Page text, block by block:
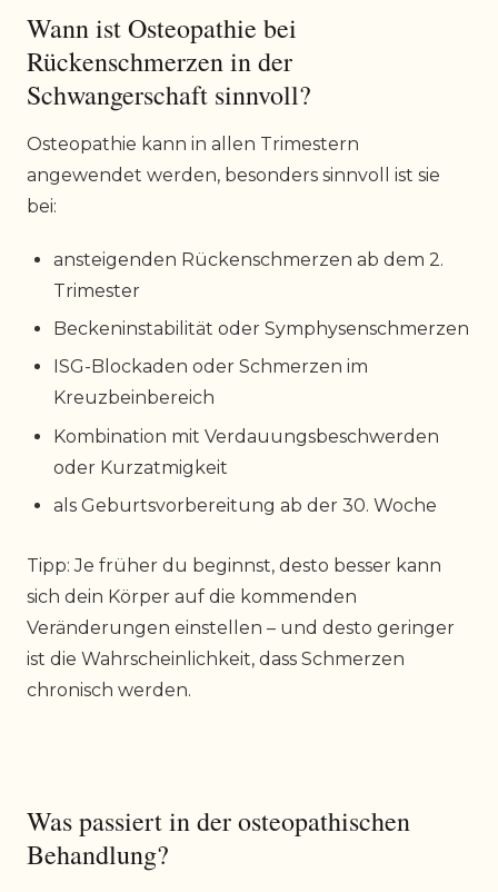
Wann ist Osteopathie bei
Rückenschmerzen in der
Schwangerschaft sinnvoll?
Osteopathie kann in allen Trimestern
angewendet werden, besonders sinnvoll ist sie
bei:
ansteigenden Rückenschmerzen ab dem 2.
Trimester
Beckeninstabilität oder Symphysenschmerzen
ISG-Blockaden oder Schmerzen im
Kreuzbeinbereich
Kombination mit Verdauungsbeschwerden
oder Kurzatmigkeit
als Geburtsvorbereitung ab der 30. Woche
Tipp: Je früher du beginnst, desto besser kann
sich dein Körper auf die kommenden
Veränderungen einstellen – und desto geringer
ist die Wahrscheinlichkeit, dass Schmerzen
chronisch werden.
Was passiert in der osteopathischen
Behandlung?